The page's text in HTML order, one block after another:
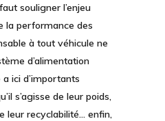
souligner l’enjeu
la performance des
à tout véhicule ne
d’alimentation
ici d’importants
s’agisse de leur poids,
leur recyclabilité… enfin,